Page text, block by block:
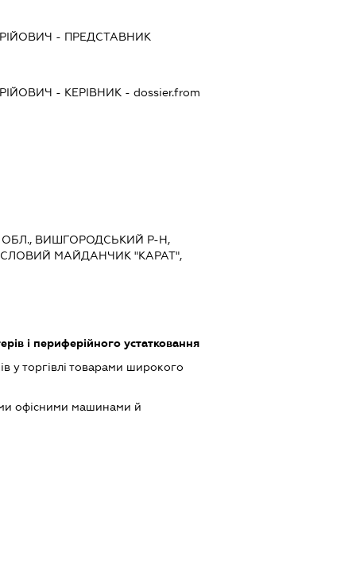
- ПРЕДСТАВНИК
- КЕРІВНИК - dossier.from
ОБЛ., ВИШГОРОДСЬКИЙ Р-Н,
МАЙДАНЧИК "КАРАТ",
і периферійного устатковання
у торгівлі товарами широкого
офісними машинами й